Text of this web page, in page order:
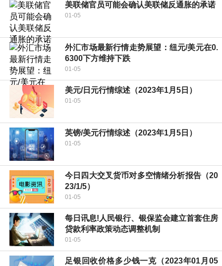
美联储官员可能会确认美联储反通胀的承诺
01-05
外汇市场最新行情走势展望：纽元/美元在0.
6300下方维持下跌
01-05
美元/日元行情综述（2023年1月5日）
01-05
英镑/美元行情综述（2023年1月5日）
01-05
今日四大交叉货币对多空情绪分析报告（20
23/1/5）
01-05
每日讯息!人民银行、银保监会建立首套住房
贷款利率政策动态调整机制
01-05
足银回收价格多少钱一克（2023年01月05